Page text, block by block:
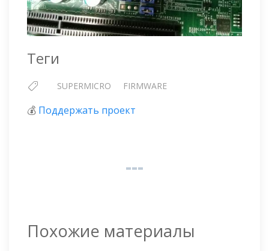
Теги
SUPERMICRO FIRMWARE
💰 Поддержать проект
Похожие материалы